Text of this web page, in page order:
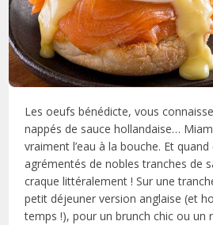
Les oeufs bénédicte, vous
nappés de sauce hollandaise…
vraiment l’eau à la bouche. Et
agrémentés de nobles tranches de
craque littéralement ! Sur une
petit déjeuner version anglaise (et
temps !), pour un brunch chic ou un